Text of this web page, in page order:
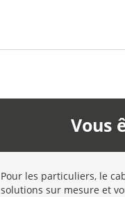
Vous
Pour les particuliers, le
solutions sur mesure et